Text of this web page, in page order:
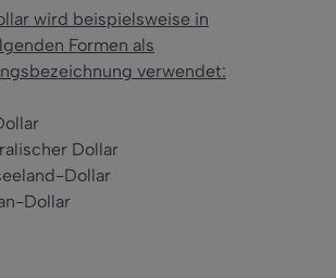
wird beispielsweise in
Formen als
verwendet:
Dollar
Dollar
Dollar